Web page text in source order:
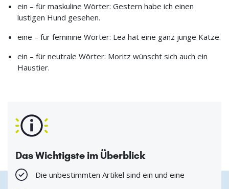
ein – für maskuline Wörter: Gestern habe ich einen
lustigen Hund gesehen.
eine – für feminine Wörter: Lea hat eine ganz junge Katze.
ein – für neutrale Wörter: Moritz wünscht sich auch ein
Haustier.
Das Wichtigste im Überblick
Die unbestimmten Artikel sind ein und eine